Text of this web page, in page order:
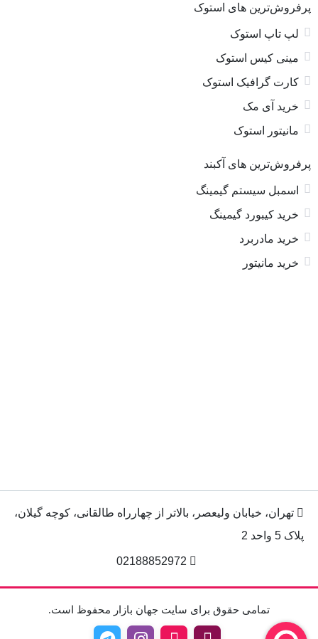
پرفروش‌ترین های استوک
لپ تاپ استوک
مینی کیس استوک
کارت گرافیک استوک
خرید آی مک
مانیتور استوک
پرفروش‌ترین های آکبند
اسمبل سیستم گیمینگ
خرید کیبورد گیمینگ
خرید مادربرد
خرید مانیتور
تهران، خیابان ولیعصر، بالاتر از چهارراه طالقانی، کوچه گیلان،
پلاک 5 واحد 2
02188852972
تمامی حقوق برای سایت جهان بازار محفوظ است.